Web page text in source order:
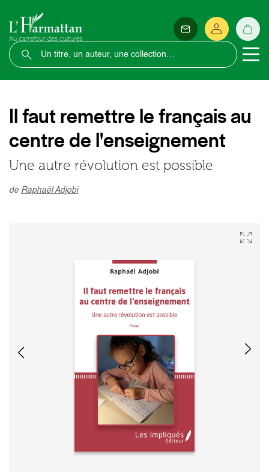
Il faut remettre le français au
centre de l'enseignement
Une autre révolution est possible
de Raphaël Adjobi